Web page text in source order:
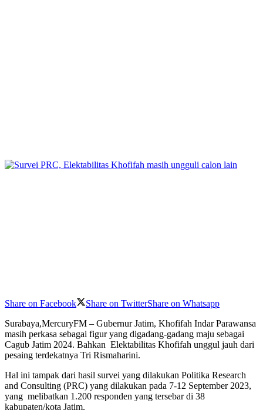
Share on Facebook Share on TwitterShare on Whatsapp
Surabaya,MercuryFM – Gubernur Jatim, Khofifah Indar Parawansa
masih perkasa sebagai figur yang digadang-gadang maju sebagai
Cagub Jatim 2024. Bahkan Elektabilitas Khofifah unggul jauh dari
pesaing terdekatnya Tri Rismaharini.
Hal ini tampak dari hasil survei yang dilakukan Politika Research
and Consulting (PRC) yang dilakukan pada 7-12 September 2023,
yang melibatkan 1.200 responden yang tersebar di 38
kabupaten/kota Jatim.